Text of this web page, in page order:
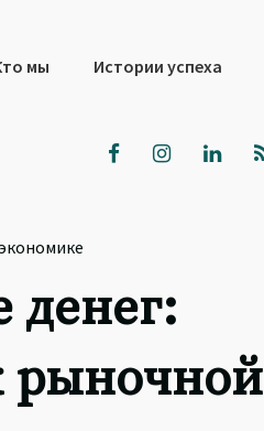
мы Истории успеха
денег:
рыночной